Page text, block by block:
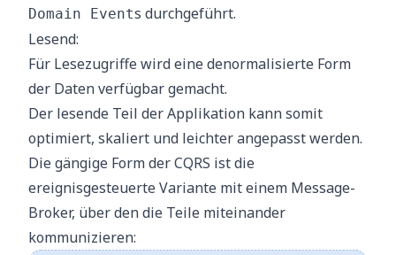
Domain Events durchgeführt.
Lesend:
Für Lesezugriffe wird eine denormalisierte Form
der Daten verfügbar gemacht.
Der lesende Teil der Applikation kann somit
optimiert, skaliert und leichter angepasst werden.
Die gängige Form der CQRS ist die
ereignisgesteuerte Variante mit einem Message-
Broker, über den die Teile miteinander
kommunizieren: